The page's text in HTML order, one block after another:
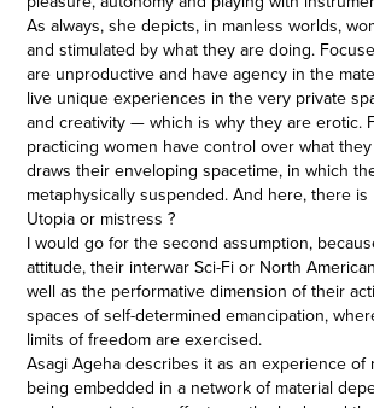
As always, she depicts, in manless worlds,
and stimulated by what they are doing.
are unproductive and have agency in the
live unique experiences in the very private
and creativity — which is why they are erotic.
practicing women have control over what
draws their enveloping spacetime, in which
metaphysically suspended. And here, there
Utopia or mistress ?
I would go for the second assumption,
attitude, their interwar Sci-Fi or North
well as the performative dimension of their
spaces of self-determined emancipation,
limits of freedom are exercised.
Asagi Ageha describes it as an experience of
being embedded in a network of material